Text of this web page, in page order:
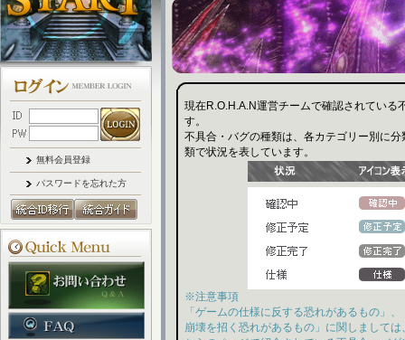
無料会員登録
パスワードを忘れた方
現在R.O.H.A.N運営チームで確認されてい
す。
不具合・バグの種類は、各カテゴリー別に
類で状況を表しています。
※注意事項
「ゲームの仕様に反する恐れがあるもの」
崩壊を招く恐れがあるもの」に関しまして